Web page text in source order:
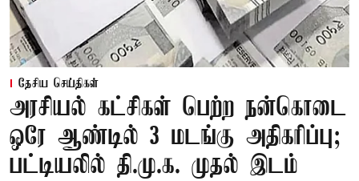
தேசிய செய்திகள்
அரசியல் கட்சிகள் பெற்ற நன்கொடை
ஒரே ஆண்டில் 3 மடங்கு அதிகரிப்பு;
பட்டியலில் தி.மு.க. முதல் இடம்